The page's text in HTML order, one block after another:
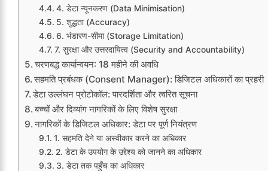
4. डेटा न्यूनकरण (Data Minimisation)
5. शुद्धता (Accuracy)
6. भंडारण-सीमा (Storage Limitation)
7. सुरक्षा और उत्तरदायित्व (Security and Accountability)
चरणबद्ध कार्यान्वयन: 18 महीने की अवधि
सहमति प्रबंधक (Consent Manager): डिजिटल अधिकारों का प्रहरी
डेटा उल्लंघन प्रोटोकॉल: पारदर्शिता और त्वरित सूचना
बच्चों और दिव्यांग नागरिकों के लिए विशेष सुरक्षा
नागरिकों के डिजिटल अधिकार: डेटा पर पूर्ण नियंत्रण
1. सहमति देने या अस्वीकार करने का अधिकार
2. डेटा के उपयोग के उद्देश्य को जानने का अधिकार
3. डेटा तक पहुँच का अधिकार